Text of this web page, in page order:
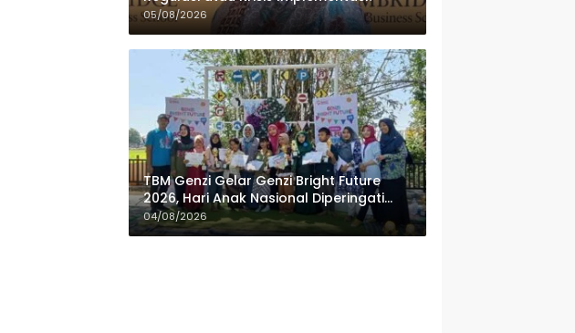
05/08/2026
TBM Genzi Gelar Genzi Bright Future
2026, Hari Anak Nasional Diperingati
dengan Lomba Puisi dan Tembang
Dolanan
04/08/2026